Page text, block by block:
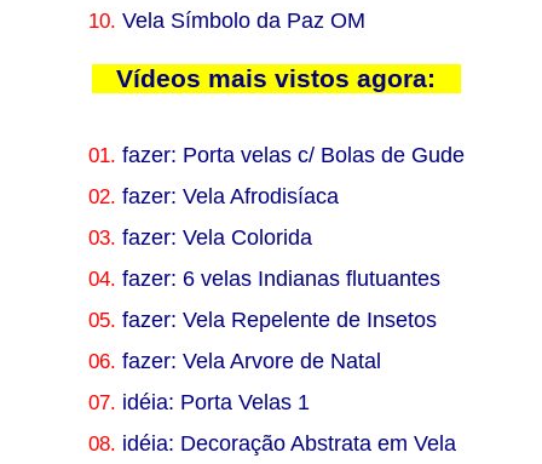
10. Vela Símbolo da Paz OM
Vídeos mais vistos agora:
01. fazer: Porta velas c/ Bolas de Gude
02. fazer: Vela Afrodisíaca
03. fazer: Vela Colorida
04. fazer: 6 velas Indianas flutuantes
05. fazer: Vela Repelente de Insetos
06. fazer: Vela Arvore de Natal
07. idéia: Porta Velas 1
08. idéia: Decoração Abstrata em Vela